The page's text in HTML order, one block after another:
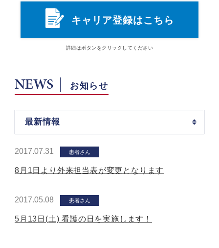
キャリア登録はこちら
詳細はボタン をクリックしてください
NEWS お知らせ
最新情報
2017.07.31 患者さん
8月1日より外来担当表が変更となります
2017.05.08 患者さん
5月13日(土) 看護の日を実施します！